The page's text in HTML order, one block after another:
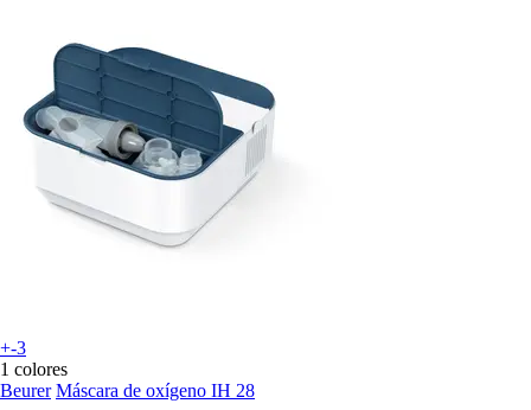
+-3
1 colores
Beurer Máscara de oxígeno IH 28